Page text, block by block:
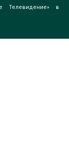
Телевидение» в